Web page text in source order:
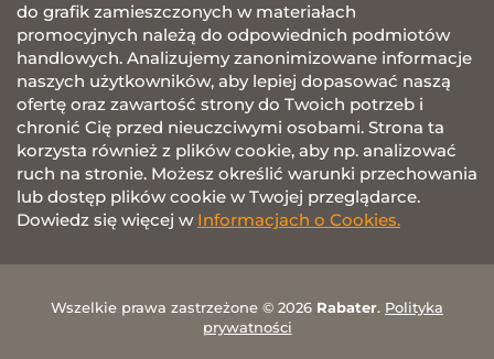
do grafik zamieszczonych w materiałach
promocyjnych należą do odpowiednich podmiotów
handlowych. Analizujemy zanonimizowane informacje
naszych użytkowników, aby lepiej dopasować naszą
ofertę oraz zawartość strony do Twoich potrzeb i
chronić Cię przed nieuczciwymi osobami. Strona ta
korzysta również z plików cookie, aby np. analizować
ruch na stronie. Możesz określić warunki przechowania
lub dostęp plików cookie w Twojej przeglądarce.
Dowiedz się więcej w Informacjach o Cookies.
Wszelkie prawa zastrzeżone © 2026 Rabater. Polityka
prywatności